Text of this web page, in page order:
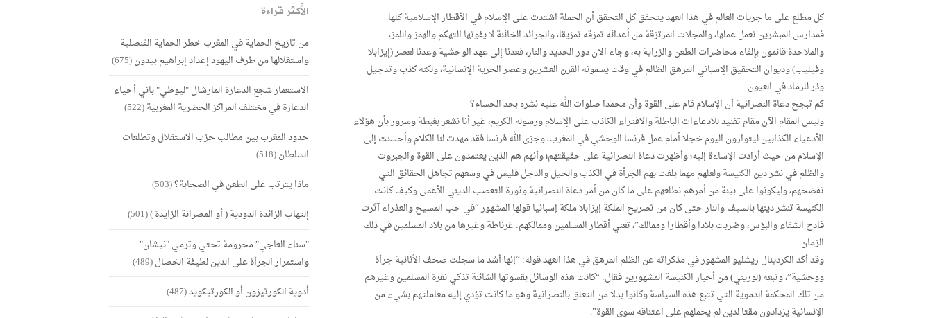
كل مطلع على ما جريات العالم في هذا العهد يتحقق كل التحقق أن الحملة اشتدت على الإسلام في الأقطار الإسلامية كلها.
فمدارس المبشرين تعمل عملها، والمجلات المرتزقة من أعدائه تمزقه تمزيقا، والجرائد الخائنة لا يفوتها التهكم والهمز واللمز،
والملاحدة قائمون بإلقاء محاضرات الطعن والزراية به، وجاء الآن دور الحديد والنار، فعدنا إلى عهد الوحشية وعدنا لعصر (إيزابلا
وفيليب) وديوان التحقيق الإسباني المرهق الظالم في وقت يسمونه القرن العشرين وعصر الحرية الإنسانية، ولكنه كذب وتدجيل
وذر للرماد في العيون.
كم تبجح دعاة النصرانية أن الإسلام قام على القوة وأن محمدا صلوات الله عليه نشره بحد الحسام؟
وليس المقام الآن مقام تفنيد للادعاءات الباطلة والافتراء الكاذب على الإسلام ورسوله الكريم، غير أنا نشعر بغبطة وسرور بأن هؤلاء
الأدعياء الكذابين ليتوارون اليوم خجلا أمام عمل فرنسا الوحشي في المغرب، وجزى الله فرنسا فقد مهدت لنا الكلام وأحسنت إلى
الإسلام من حيث أرادت الإساءة إليه؛ وأظهرت دعاة النصرانية على حقيقتهم؛ وأنهم هم الذين يعتمدون على القوة والجبروت
والظلم في نشر دين الكنيسة ولعلهم مهما بلغت بهم الجرأة في الكذب والحيل والدجل فليس في وسعهم تجاهل الحقائق التي
تفضحهم، وليكونوا على بينة من أمرهم نطلعهم على ما كان من أمر دعاة النصرانية وثورة التعصب الديني الأعمى وكيف كانت
الكنيسة تنشر دينها بالسيف والنار حتى كان من تصريح الملكة إيزابلا ملكة إسبانيا قولها المشهور “في حب المسيح والعذراء آثرت
فادح الشقاء والبؤس، وضربت بلادا وأقطارا وممالك”، تعني أقطار المسلمين وممالكهم: غرناطة وغيرها من بلاد المسلمين في ذلك
الزمان.
وقد أكد الكردينال ريشليو المشهور في مذكراته عن الظلم المرهق في هذا العهد قوله: “إنها أشد ما سجلت صحف الأنانية جرأة
ووحشية”، وتبعه (لوريني) من أحبار الكنيسة المشهورين فقال: “كانت هذه الوسائل بقسوتها الشائنة تذكي نفرة المسلمين وغيرهم
من تلك المحكمة الدموية التي تتبع هذه السياسة وكانوا بدلا من التعلق بالنصرانية وهو ما كانت تؤدي إليه معاملتهم بشيء من
الإنسانية يزدادون مقتا لدين لم يحملهم على اعتناقه سوى القوة”.
الأكثر قراءة
من تاريخ الحماية في المغرب خطر الحماية القنصلية
واستغلالها من طرف اليهود إعداد إبراهيم بيدون(675)
الاستعمار شجع الدعارة المارشال "ليوطي" باني أحياء
الدعارة في مختلف المراكز الحضرية المغربية(522)
حدود المغرب بين مطالب حزب الاستقلال وتطلعات
السلطان(518)
ماذا يترتب على الطعن في الصحابة؟(503)
إلتهاب الزائدة الدودية ( أو المصرانة الزايدة )(501)
"سناء العاجي" محرومة تحثي وترمي "نيشان"
واستمرار الجرأة على الدين لطيفة الخصال(489)
أدوية الكورتيزون أو الكورتيكويد(487)